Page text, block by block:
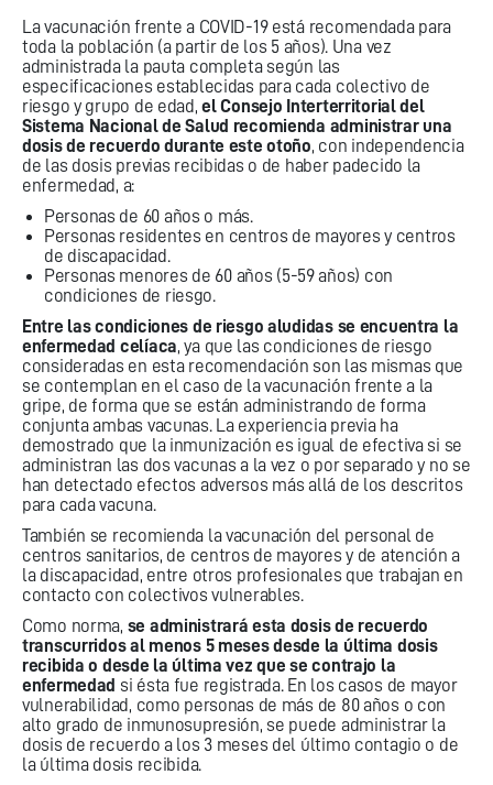
La vacunación frente a COVID-19 está recomendada para
toda la población (a partir de los 5 años). Una vez
administrada la pauta completa según las
especificaciones establecidas para cada colectivo de
riesgo y grupo de edad,el Consejo Interterritorial del
Sistema Nacional de Salud recomienda administrar una
dosis de recuerdo durante este otoño, con independencia
de las dosis previas recibidas o de haber padecido la
enfermedad, a:
Personas de 60 años o más.
Personas residentes en centros de mayores y centros
de discapacidad.
Personas menores de 60 años (5-59 años) con
condiciones de riesgo.
Entre las condiciones de riesgo aludidas se encuentra la
enfermedad celíaca, ya que las condiciones de riesgo
consideradas en esta recomendación son las mismas que
se contemplan en el caso de la vacunación frente a la
gripe, de forma que se están administrando de forma
conjunta ambas vacunas. La experiencia previa ha
demostrado que la inmunización es igual de efectiva si se
administran las dos vacunas a la vez o por separado y no se
han detectado efectos adversos más allá de los descritos
para cada vacuna.
También se recomienda la vacunación del personal de
centros sanitarios, de centros de mayores y de atención a
la discapacidad, entre otros profesionales que trabajan en
contacto con colectivos vulnerables.
Como norma, se administrará esta dosis de recuerdo
transcurridos al menos 5 meses desde la última dosis
recibida o desde la última vez que se contrajo la
enfermedad si ésta fue registrada. En los casos de mayor
vulnerabilidad, como personas de más de 80 años o con
alto grado de inmunosupresión, se puede administrar la
dosis de recuerdo a los 3 meses del último contagio o de
la última dosis recibida.